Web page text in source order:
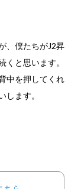
、僕たちがJ2昇
と思います。
中を押してくれ
します。